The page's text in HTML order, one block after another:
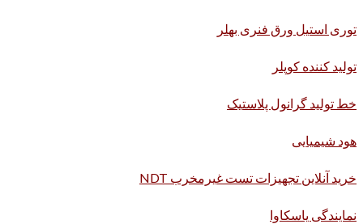
توری استیل ورق فنری بهلر
تولید کننده کوپلر
خط تولید گرانول پلاستیک
هود شیمیایی
خرید آنلاین تجهیزات تست غیرمخرب NDT
نمایندگی یاسکاوا